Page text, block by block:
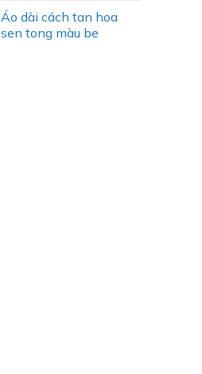
Áo dài cách tan hoa
sen tong màu be